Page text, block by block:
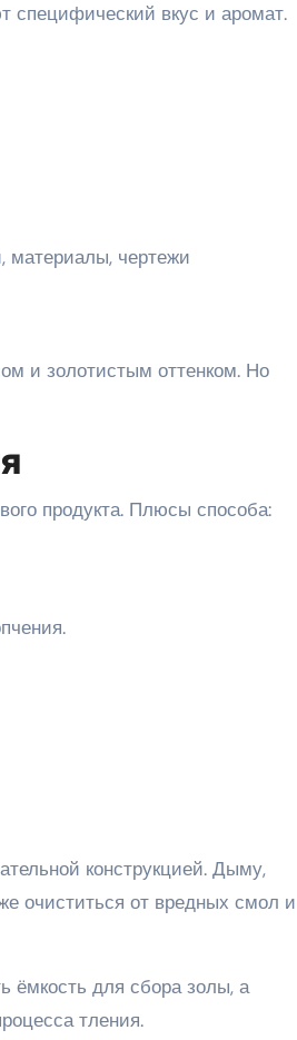
специфический вкус и аромат.
и золотистым оттенком. Но
продукта. Плюсы способа:
конструкцией. Дыму,
очиститься от вредных смол и
ёмкость для сбора золы, а
тления.